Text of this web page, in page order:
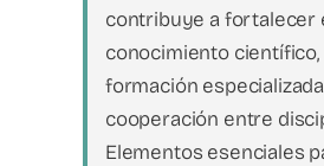
contribuye a fortalecer
conocimiento científico,
formación
cooperación entre
Elementos esenciales